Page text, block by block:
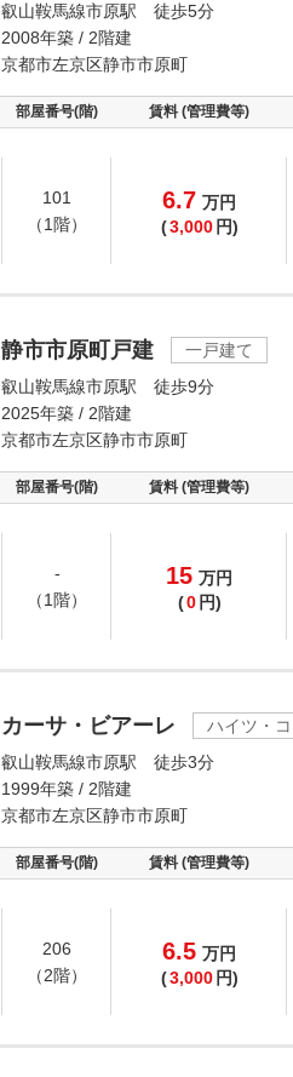
叡山鞍馬線市原駅 徒歩5分
2008年築 / 2階建
京都市左京区静市市原町
部屋番号(階) 賃料 (管理費等)
101
（1階）
6.7 万円
(3,000 円)
静市市原町戸建
一戸建て
叡山鞍馬線市原駅 徒歩9分
2025年築 / 2階建
京都市左京区静市市原町
部屋番号(階) 賃料 (管理費等)
-
（1階）
15 万円
(0 円)
カーサ・ビアーレ
ハイツ・
叡山鞍馬線市原駅 徒歩3分
1999年築 / 2階建
京都市左京区静市市原町
部屋番号(階) 賃料 (管理費等)
206
（2階）
6.5 万円
(3,000 円)